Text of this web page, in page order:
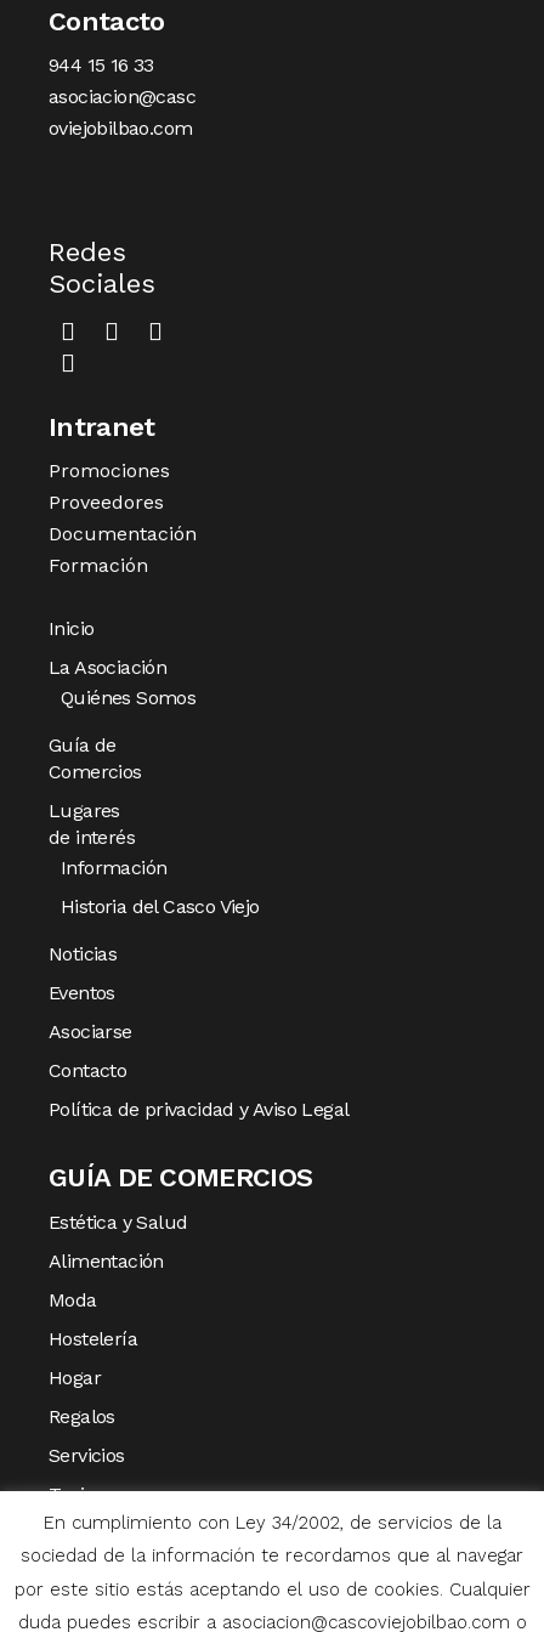
Contacto
944 15 16 33
asociacion@casc
oviejobilbao.com
Redes
Sociales
Intranet
Promociones
Proveedores
Documentación
Formación
Inicio
La Asociación
Quiénes Somos
Guía de
Comercios
Lugares
de interés
Información
Historia del Casco Viejo
Noticias
Eventos
Asociarse
Contacto
Política de privacidad y Aviso Legal
GUÍA DE COMERCIOS
Estética y Salud
Alimentación
Moda
Hostelería
Hogar
Regalos
Servicios
Turismo
Varios
En cumplimiento con Ley 34/2002, de servicios de la
sociedad de la información te recordamos que al navegar
por este sitio estás aceptando el uso de cookies. Cualquier
duda puedes escribir a asociacion@cascoviejobilbao.com o